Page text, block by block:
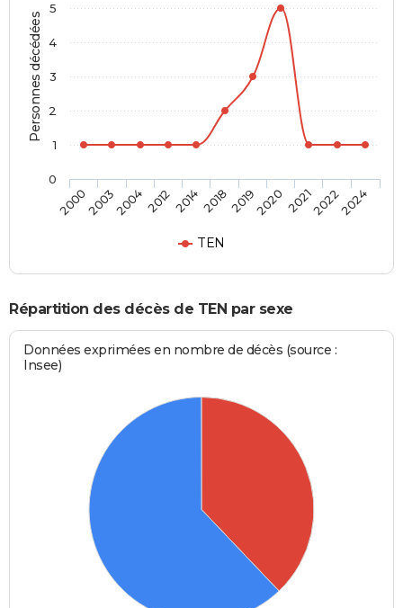
Personnes décédées
TEN
20002003200420122014201820192020 202120222024
0
1
2
3
4
5
Répartition des décès de TEN par sexe
Données exprimées en nombre de décès (source :
Insee)